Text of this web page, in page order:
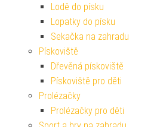
Lodě do písku
Lopatky do písku
Sekačka na zahradu
Pískoviště
Dřevěná pískoviště
Pískoviště pro děti
Prolézačky
Prolézačky pro děti